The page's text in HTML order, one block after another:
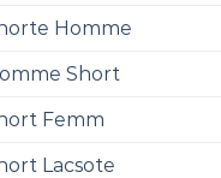
Homme
Short
Femm
Lacsote